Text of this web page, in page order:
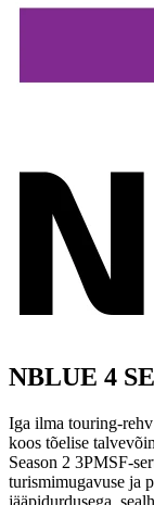
NBLUE 4
Iga ilma touring-
koos tõelise
Season 2 3PMSF-
turismimugavuse ja
jääpidurdusega,